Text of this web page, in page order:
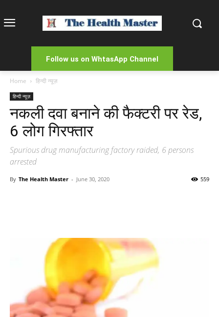
Follow us on WhtasApp Channel
Home हिन्दी न्यूज़
हिन्दी न्यूज़
नकली दवा बनाने की फैक्टरी पर रेड,
6 लोग गिरफ्तार
Spurious drug manufacturing factory raided, 6 persons
arrested
By The Health Master - June 30, 2020 559